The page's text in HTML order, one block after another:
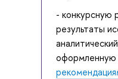
- конкурсную
результаты
оформленную